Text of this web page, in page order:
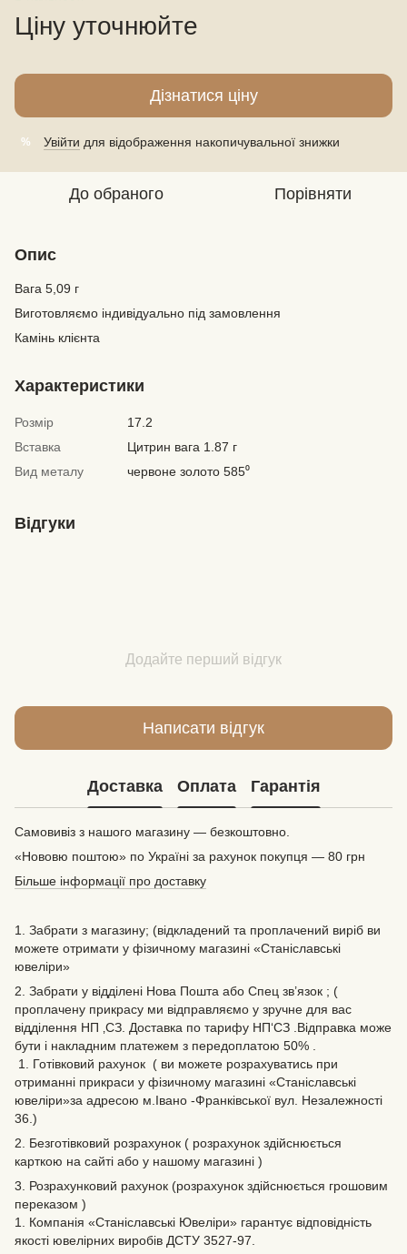
Ціну уточнюйте
Дізнатися ціну
% Увійти для відображення накопичувальної знижки
До обраного Порівняти
Опис
Вага 5,09 г
Виготовляємо індивідуально під замовлення
Камінь клієнта
Характеристики
Розмір
17.2
Вставка
Цитрин вага 1.87 г
Вид металу
червоне золото 585⁰
Відгуки
Додайте перший відгук
Написати відгук
Доставка Оплата Гарантія
Самовивіз з нашого магазину — безкоштовно.
«Нововю поштою» по Україні за рахунок покупця — 80 грн
Більше інформації про доставку
1. Забрати з магазину; (відкладений та проплачений виріб ви
можете отримати у фізичному магазині «Станіславські
ювеліри»
2. Забрати у відділені Нова Пошта або Спец зв’язок ; (
проплачену прикрасу ми відправляємо у зручне для вас
відділення НП ‚СЗ. Доставка по тарифу НП‘СЗ .Відправка може
бути і накладним платежем з передоплатою 50% .
1. Готівковий рахунок ( ви можете розрахуватись при
отриманні прикраси у фізичному магазині «Станіславські
ювеліри»за адресою м.Івано -Франківської вул. Незалежності
36.)
2. Безготівковий розрахунок ( розрахунок здійснюється
карткою на сайті або у нашому магазині )
3. Розрахунковий рахунок (розрахунок здійснюється грошовим
переказом )
1. Компанія «Станіславські Ювеліри» гарантує відповідність
якості ювелірних виробів ДСТУ 3527-97.